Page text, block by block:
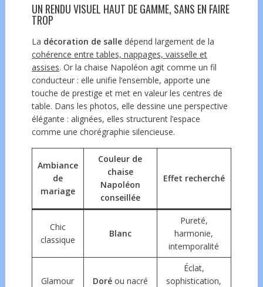
UN RENDU VISUEL HAUT DE GAMME, SANS EN FAIRE
TROP
La décoration de salledépend largement de la
cohérence entre tables, nappages, vaisselle et
assises. Or la chaise Napoléon agit comme un fil
conducteur : elle unifie l’ensemble, apporte une
touche de prestige et met en valeur les centres de
table. Dans les photos, elle dessine une perspective
élégante : alignées, elles structurent l’espace
comme une chorégraphie silencieuse.
Ambiance
de
mariage
Couleur de
chaise
Napoléon
conseillée
Effet recherché
Chic
classique
Blanc
Pureté,
harmonie,
intemporalité
Glamour Doréou nacré
Éclat,
sophistication,